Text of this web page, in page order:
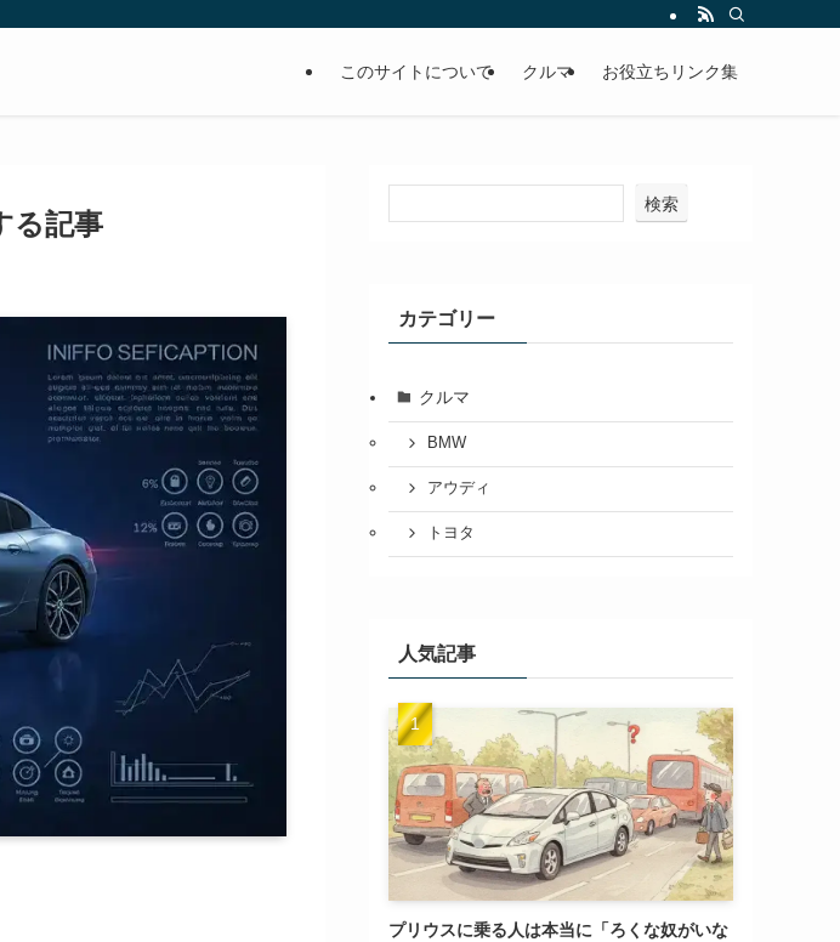
このサイトについて クルマ お役立ちリンク集
る記事
検索
カテゴリー
クルマ
BMW
アウディ
トヨタ
人気記事
プリウスに乗る人は本当に「ろくな奴がいな